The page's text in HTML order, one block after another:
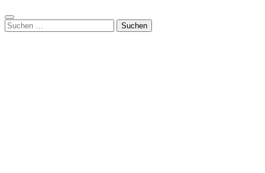
Suchen
nach: